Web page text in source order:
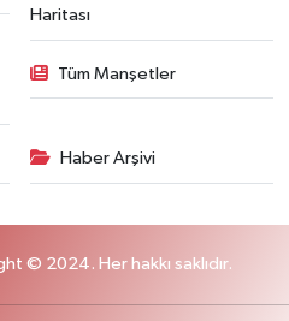
Haritası
Tüm Manşetler
Haber Arşivi
© 2024. Her hakkı saklıdır.